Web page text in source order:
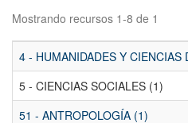
Mostrando recursos 1-8 de 1
4 - HUMANIDADES Y CIENCIAS
5 - CIENCIAS SOCIALES (1)
51 - ANTROPOLOGÍA (1)